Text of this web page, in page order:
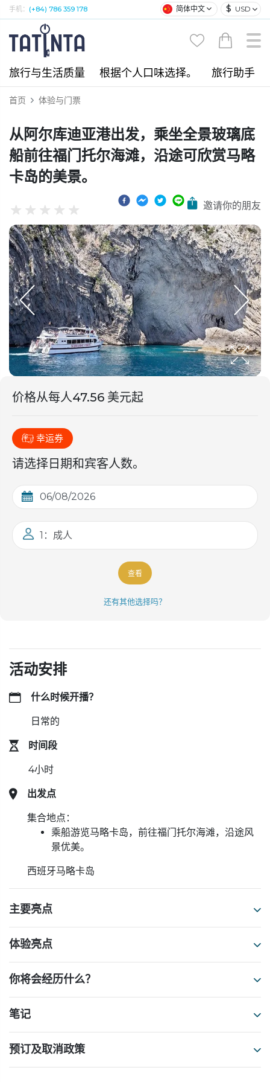
手机： (+84) 786 359 178 简体中文 $ USD
旅行与生活质量 根据个人口味选择。 旅行助手
首页 体验与门票
从阿尔库迪亚港出发，乘坐全景玻璃底
船前往福门托尔海滩，沿途可欣赏马略
卡岛的美景。
邀请你的朋友
价格从每人47.56 美元起
幸运券
请选择日期和宾客人数。
1：成人
查看
还有其他选择吗？
活动安排
什么时候开播？
日常的
时间段
4小时
出发点
集合地点：
乘船游览马略卡岛，前往福门托尔海滩，沿途风
景优美。
西班牙马略卡岛
主要亮点
体验亮点
你将会经历什么？
笔记
预订及取消政策